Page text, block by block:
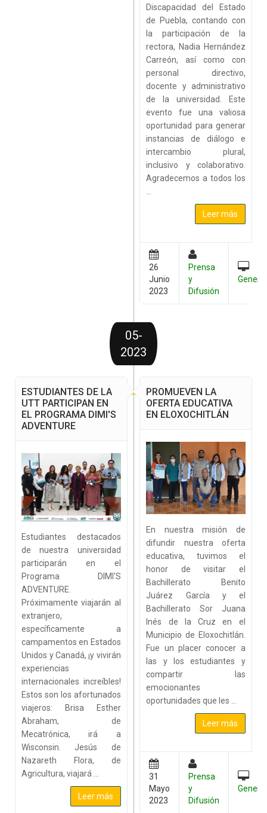
Discapacidad del Estado
de Puebla, contando con
la participación de la
rectora, Nadia Hernández
Carreón, así como con
personal directivo,
docente y administrativo
de la universidad. Este
evento fue una valiosa
oportunidad para generar
instancias de diálogo e
intercambio plural,
inclusivo y colaborativo.
Agradecemos a todos los
...
Leer más
26
Junio
2023
Prensa
y
Difusión
General
05-
2023
ESTUDIANTES DE LA
UTT PARTICIPAN EN
EL PROGRAMA DIMI'S
ADVENTURE
Estudiantes destacados
de nuestra universidad
participarán en el
Programa DIMI'S
ADVENTURE.
Próximamente viajarán al
extranjero,
específicamente a
campamentos en Estados
Unidos y Canadá, ¡y vivirán
experiencias
internacionales increíbles!
Estos son los afortunados
viajeros: Brisa Esther
Abraham, de
Mecatrónica, irá a
Wisconsin. Jesús de
Nazareth Flora, de
Agricultura, viajará ...
Leer más
PROMUEVEN LA
OFERTA EDUCATIVA
EN ELOXOCHITLÁN
En nuestra misión de
difundir nuestra oferta
educativa, tuvimos el
honor de visitar el
Bachillerato Benito
Juárez García y el
Bachillerato Sor Juana
Inés de la Cruz en el
Municipio de Eloxochitlán.
Fue un placer conocer a
las y los estudiantes y
compartir las
emocionantes
oportunidades que les ...
Leer más
31
Mayo
2023
Prensa
y
Difusión
General